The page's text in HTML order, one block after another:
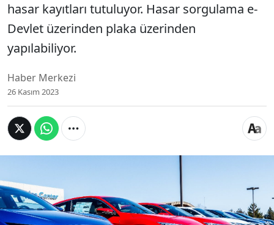
hasar kayıtları tutuluyor. Hasar sorgulama e-
Devlet üzerinden plaka üzerinden
yapılabiliyor.
Haber Merkezi
26 Kasım 2023
Tramer sorgulama, bir aracın kaza geçmişini ve
hasar durumunu öğrenmek için kullanılan bir
işlemdir. Tramer, Sigorta Bilgi ve Gözetim Merkezi